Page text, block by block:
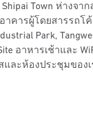
Town ห่างจา
คารผู้โดยสารรถโ
Park,
อาหารเช้าและ
ละห้องประชุมของเ